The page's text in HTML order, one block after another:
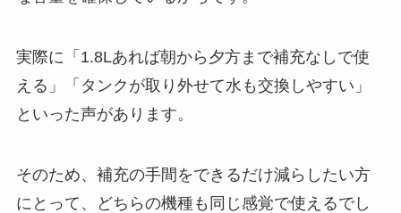
実際に「1.8Lあれば朝から夕方まで補充なしで使
える」「タンクが取り外せて水も交換しやすい」
といった声があります。
そのため、補充の手間をできるだけ減らしたい方
にとって、どちらの機種も同じ感覚で使えるでし